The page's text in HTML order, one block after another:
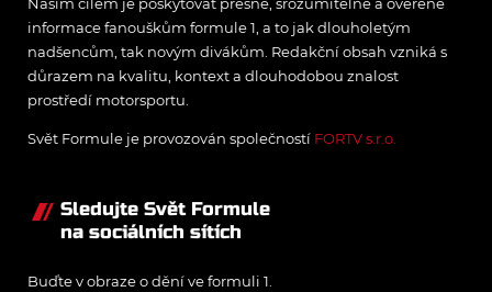
informace fanouškům formule 1, a to jak dlouholetým
nadšencům, tak novým divákům. Redakční obsah vzniká s
důrazem na kvalitu, kontext a dlouhodobou znalost
prostředí motorsportu.
Svět Formule je provozován společností FORTV s.r.o.
Sledujte Svět Formule
na sociálních sítích
Buďte v obraze o dění ve formuli 1.